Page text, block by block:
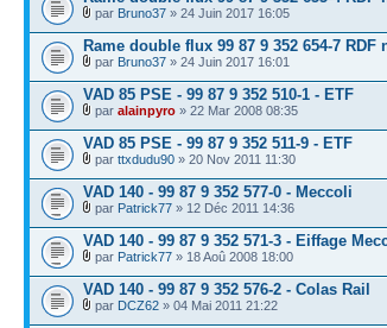
par Bruno37 » 24 Juin 2017 16:05
Rame double flux 99 87 9 352 654-7 RDF
par Bruno37 » 24 Juin 2017 16:01
VAD 85 PSE - 99 87 9 352 510-1 - ETF
par alainpyro » 22 Mar 2008 08:35
VAD 85 PSE - 99 87 9 352 511-9 - ETF
par ttxdudu90 » 20 Nov 2011 11:30
VAD 140 - 99 87 9 352 577-0 - Meccoli
par Patrick77 » 12 Déc 2011 14:36
VAD 140 - 99 87 9 352 571-3 - Eiffage
par Patrick77 » 18 Aoû 2008 18:00
VAD 140 - 99 87 9 352 576-2 - Colas Rail
par DCZ62 » 04 Mai 2011 21:22